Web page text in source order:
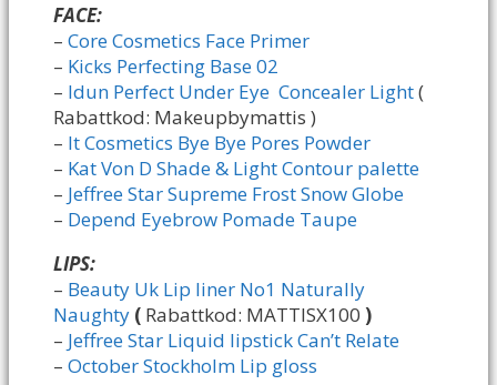
FACE:
– Core Cosmetics Face Primer
– Kicks Perfecting Base 02
– Idun Perfect Under Eye Concealer Light(
Rabattkod: Makeupbymattis )
– It Cosmetics Bye Bye Pores Powder
– Kat Von D Shade & Light Contour palette
– Jeffree Star Supreme Frost Snow Globe
– Depend Eyebrow Pomade Taupe
LIPS:
– Beauty Uk Lip liner No1 Naturally
Naughty ( Rabattkod: MATTISX100 )
– Jeffree Star Liquid lipstick Can’t Relate
– October Stockholm Lip gloss